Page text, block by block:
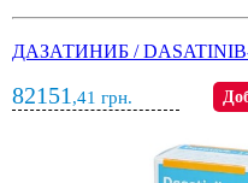
ДАЗАТИНИБ / DASATINIB-
82151 ,41 грн.